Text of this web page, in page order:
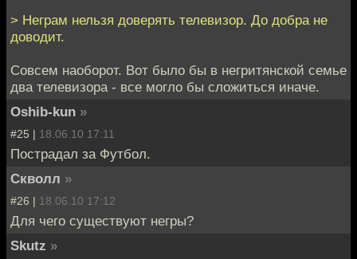
> Неграм нельзя доверять телевизор. До добра не
доводит.
Совсем наоборот. Вот было бы в негритянской семье
два телевизора - все могло бы сложиться иначе.
Oshib-kun »
#25 | 18.06.10 17:11
Пострадал за Футбол.
Скволл »
#26 | 18.06.10 17:12
Для чего существуют негры?
Skutz »